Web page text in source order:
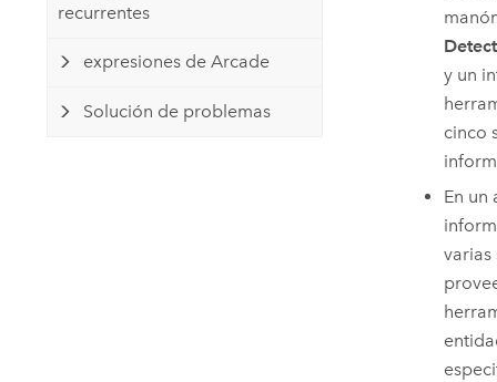
recurrentes
expresiones de Arcade
Solución de problemas
y un
cinco
En un
varias